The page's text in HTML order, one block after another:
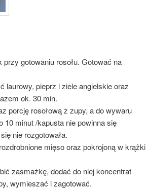
gotowaniu rosołu. Gotować na
laurowy, pieprz i ziele angielskie oraz
ok. 30 min.
porcję rosołową z zupy, a do wywaru
10 minut /kapusta nie powinna się
nie rozgotowała.
mięso oraz pokrojoną w krążki
zasmażkę, dodać do niej koncentrat
wymieszać i zagotować.